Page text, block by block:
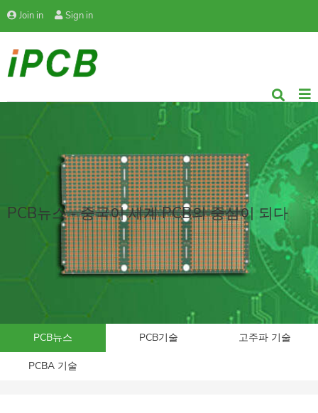
Join in Sign in
PCB뉴스 - 중국이 세계 PCB의 중심이 되다
PCB뉴스 PCB기술 고주파 기술
PCBA 기술